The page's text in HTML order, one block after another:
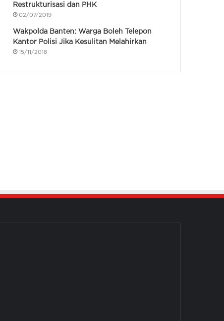
Restrukturisasi dan PHK
02/07/2019
Wakpolda Banten: Warga Boleh Telepon
Kantor Polisi Jika Kesulitan Melahirkan
15/11/2018